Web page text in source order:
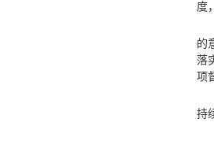
度
的
落
项
持